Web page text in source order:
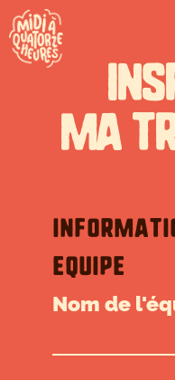
Passer au
MA
equipe
Nom de